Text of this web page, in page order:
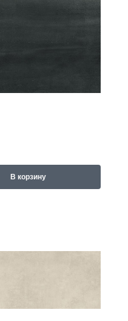
В корзину